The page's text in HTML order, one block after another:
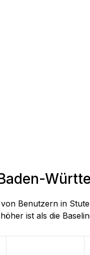
Benutzern in
ist als die